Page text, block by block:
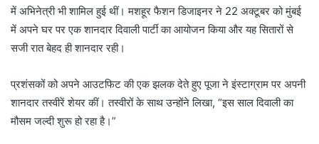
में अभिनेत्री भी शामिल हुई थीं। मशहूर फैशन डिजाइनर ने 22 अक्टूबर को मुंबई
में अपने घर पर एक शानदार दिवाली पार्टी का आयोजन किया और यह सितारों से
सजी रात बेहद ही शानदार रही।
प्रशंसकों को अपने आउटफिट की एक झलक देते हुए पूजा ने इंस्टाग्राम पर अपनी
शानदार तस्वीरें शेयर कीं। तस्वीरों के साथ उन्होंने लिखा, “इस साल दिवाली का
मौसम जल्दी शुरू हो रहा है।”